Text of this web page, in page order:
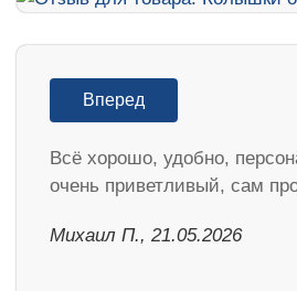
Вперед
Всё хорошо, удобно,
очень приветливый, сам
Михаил П., 21.05.2026